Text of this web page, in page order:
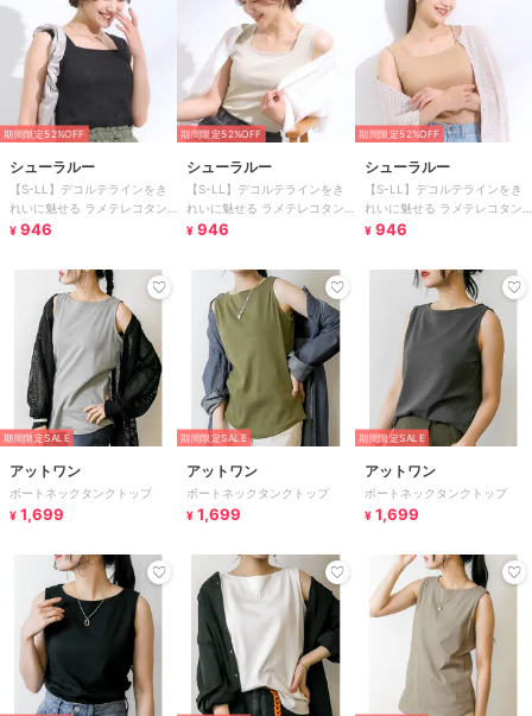
期間限定52%OFF
シューラルー
【S-LL】デコルテラインをき
れいに魅せる ラメテレコタン
クトップ
¥ 946
期間限定52%OFF
シューラルー
【S-LL】デコルテラインをき
れいに魅せる ラメテレコタン
クトップ
¥ 946
期間限定52%OFF
シューラルー
【S-LL】デコルテラインをき
れいに魅せる ラメテレコタン
クトップ
¥ 946
期間限定SALE
アットワン
ボートネックタンクトップ
¥ 1,699
期間限定SALE
アットワン
ボートネックタンクトップ
¥ 1,699
期間限定SALE
アットワン
ボートネックタンクトップ
¥ 1,699